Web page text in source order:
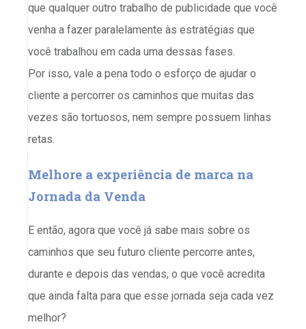
que qualquer outro trabalho de publicidade que você
venha a fazer paralelamente às estratégias que
você trabalhou em cada uma dessas fases.
Por isso, vale a pena todo o esforço de ajudar o
cliente a percorrer os caminhos que muitas das
vezes são tortuosos, nem sempre possuem linhas
retas.
Melhore a experiência de marca na
Jornada da Venda
E então, agora que você já sabe mais sobre os
caminhos que seu futuro cliente percorre antes,
durante e depois das vendas, o que você acredita
que ainda falta para que esse jornada seja cada vez
melhor?